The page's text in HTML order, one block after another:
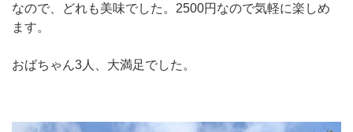
なので、どれも美味でした。2500円なので気軽に楽しめ
ます。
おばちゃん3人、大満足でした。